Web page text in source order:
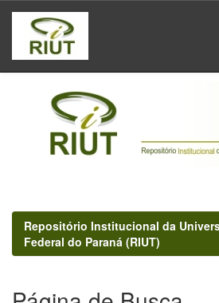
Skip
navigation
Repositório Institucional da
Federal do Paraná (RIUT)